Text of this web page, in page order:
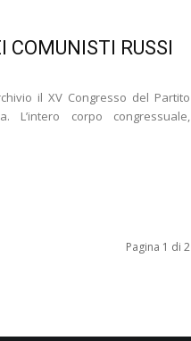
COMUNISTI RUSSI
il XV Congresso del Partito
L’intero corpo congressuale,
Pagina 1 di 2